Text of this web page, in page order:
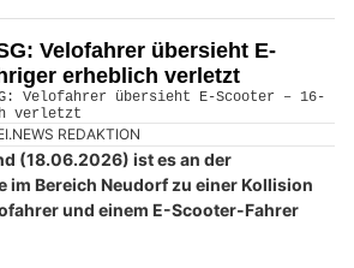
Velofahrer übersieht E-
erheblich verletzt
REDAKTION
(18.06.2026) ist es an der
im Bereich Neudorf zu einer Kollision
und einem E-Scooter-Fahrer